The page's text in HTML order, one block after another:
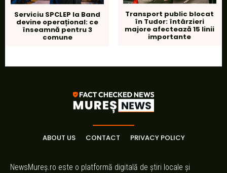
Serviciu SPCLEP la Band
devine operațional: ce
înseamnă pentru 3
comune
Transport public blocat
în Tudor: întârzieri
majore afectează 15 linii
importante
ABOUT US CONTACT PRIVACY POLICY
NewsMureș.ro este o platformă digitală de știri locale și